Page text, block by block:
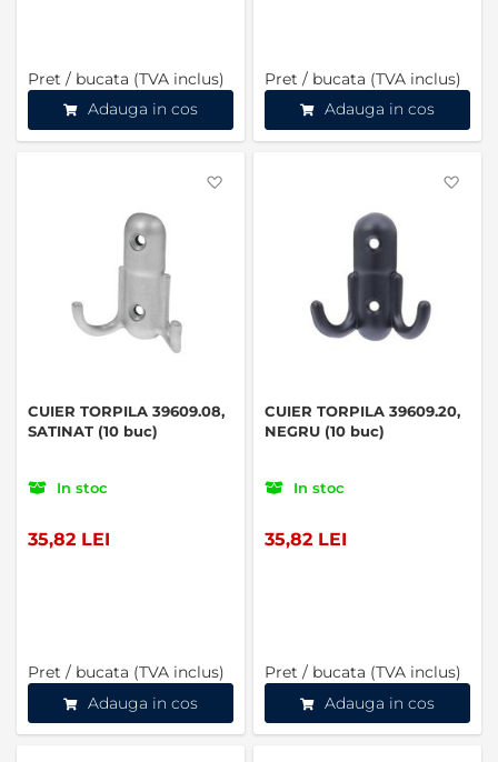
Pret / bucata (TVA inclus)
Adauga in cos
Pret / bucata (TVA inclus)
Adauga in cos
CUIER TORPILA 39609.08,
SATINAT (10 buc)
In stoc
35,82 LEI
Pret / bucata (TVA inclus)
Adauga in cos
CUIER TORPILA 39609.20,
NEGRU (10 buc)
In stoc
35,82 LEI
Pret / bucata (TVA inclus)
Adauga in cos